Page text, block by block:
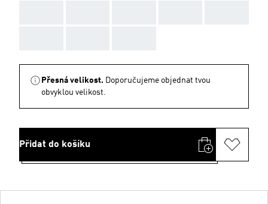
Přesná velikost. Doporučujeme objednat tvou
obvyklou velikost.
Přidat do košíku